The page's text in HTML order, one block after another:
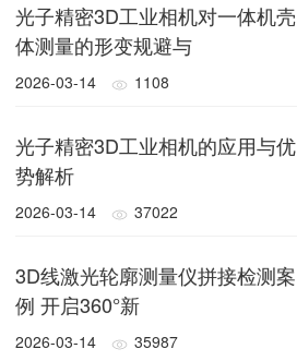
光子精密3D工业相机对一体机壳
体测量的形变规避与
2026-03-14 1108
光子精密3D工业相机的应用与优
势解析
2026-03-14 37022
3D线激光轮廓测量仪拼接检测案
例 开启360°新
2026-03-14 35987